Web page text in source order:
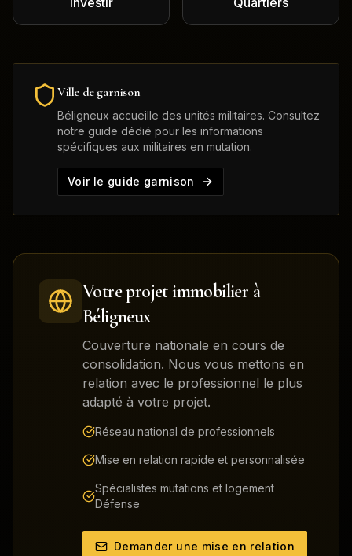
Ville de garnison
Béligneux accueille des unités militaires. Consultez
notre guide dédié pour les informations
spécifiques aux militaires en mutation.
Voir le guide garnison
Votre projet immobilier à
Béligneux
Couverture nationale en cours de
consolidation. Nous vous mettons en
relation avec le professionnel le plus
adapté à votre projet.
Réseau national de professionnels
Mise en relation rapide et personnalisée
Spécialistes mutations et logement
Défense
Demander une mise en relation